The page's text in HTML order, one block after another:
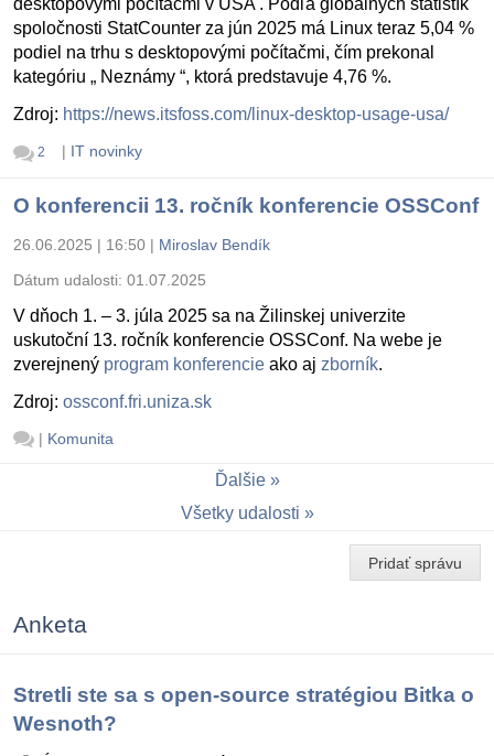
desktopovými počítačmi v USA . Podľa globálnych štatistík
spoločnosti StatCounter za jún 2025 má Linux teraz 5,04 %
podiel na trhu s desktopovými počítačmi, čím prekonal
kategóriu „ Neznámy “, ktorá predstavuje 4,76 %.
Zdroj: https://news.itsfoss.com/linux-desktop-usage-usa/
2 | IT novinky
O konferencii 13. ročník konferencie OSSConf
26.06.2025 | 16:50 | Miroslav Bendík
Dátum udalosti: 01.07.2025
V dňoch 1. – 3. júla 2025 sa na Žilinskej univerzite
uskutoční 13. ročník konferencie OSSConf. Na webe je
zverejnený program konferencie ako aj zborník.
Zdroj: ossconf.fri.uniza.sk
| Komunita
Ďalšie
Všetky udalosti
Pridať správu
Anketa
Stretli ste sa s open-source stratégiou Bitka o
Wesnoth?